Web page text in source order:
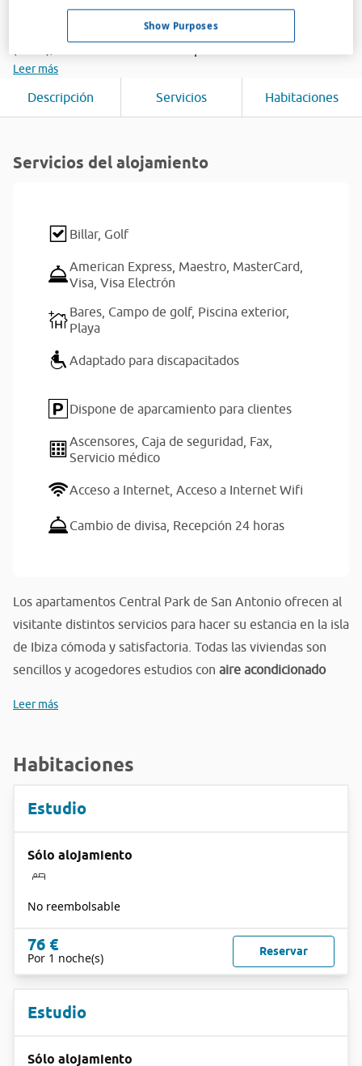
un total de109 apartamentos. El alojamiento se
encuentra en la entrada de la localidad de San Antonio
(Ibiza), a solo 50 metros de la pla...
Leer más
Descripción Servicios Habitaciones
Servicios del alojamiento
Billar, Golf
American Express, Maestro, MasterCard,
Visa, Visa Electrón
Bares, Campo de golf, Piscina exterior,
Playa
Adaptado para discapacitados
Dispone de aparcamiento para clientes
Ascensores, Caja de seguridad, Fax,
Servicio médico
Acceso a Internet, Acceso a Internet Wifi
Cambio de divisa, Recepción 24 horas
Los apartamentos Central Park de San Antonio ofrecen al
visitante distintos servicios para hacer su estancia en la isla
de Ibiza cómoda y satisfactoria. Todas las viviendas son
sencillos y acogedores estudios con aire acondicionado
Leer más
Habitaciones
Estudio
Sólo alojamiento
No reembolsable
76 €
Por 1 noche(s) Reservar
Estudio
Sólo alojamiento
Show Purposes